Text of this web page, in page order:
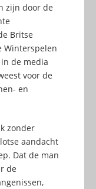
zijn door de
Britse
Winterspelen
de media
voor de
en
zonder
aandacht
Dat de man
de